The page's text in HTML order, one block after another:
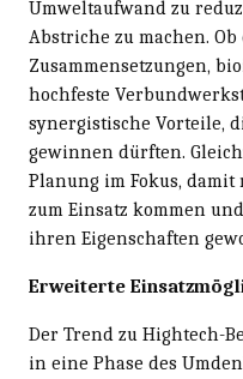
Umweltaufwand zu
Abstriche zu machen.
Zusammensetzungen,
hochfeste
synergistische Vorteile,
gewinnen dürften.
Planung im Fokus,
zum Einsatz kommen
ihren Eigenschaften
Erweiterte
Der Trend zu Hightech-
in eine Phase des